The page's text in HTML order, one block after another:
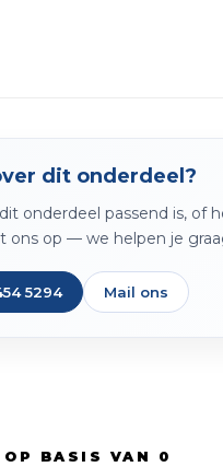
dit onderdeel?
onderdeel passend is, of
ons op — we helpen je
5294 Mail ons
OP BASIS VAN 0